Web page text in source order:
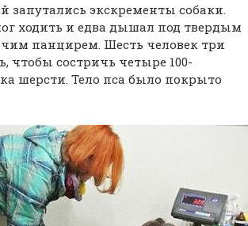
запутались экскременты собаки.
ходить и едва дышал под твердым
панцирем. Шесть человек три
чтобы состричь четыре 100-
шерсти. Тело пса было покрыто